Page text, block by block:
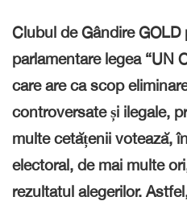
Clubul de Gândire
parlamentare legea “UN
care are ca scop
controversate și ilegale,
multe cetățenii votează,
electoral, de mai multe
rezultatul alegerilor.